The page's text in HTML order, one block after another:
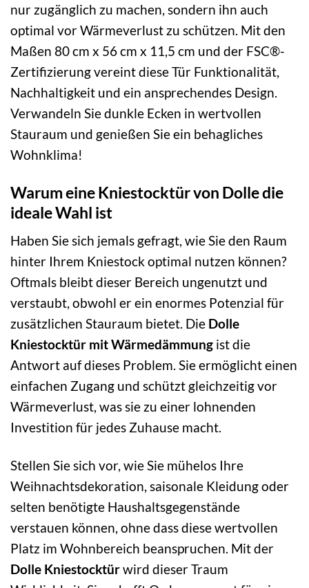
nur zugänglich zu machen, sondern ihn auch
optimal vor Wärmeverlust zu schützen. Mit den
Maßen 80 cm x 56 cm x 11,5 cm und der FSC®-
Zertifizierung vereint diese Tür Funktionalität,
Nachhaltigkeit und ein ansprechendes Design.
Verwandeln Sie dunkle Ecken in wertvollen
Stauraum und genießen Sie ein behagliches
Wohnklima!
Warum eine Kniestocktür von Dolle die
ideale Wahl ist
Haben Sie sich jemals gefragt, wie Sie den Raum
hinter Ihrem Kniestock optimal nutzen können?
Oftmals bleibt dieser Bereich ungenutzt und
verstaubt, obwohl er ein enormes Potenzial für
zusätzlichen Stauraum bietet. Die Dolle
Kniestocktür mit Wärmedämmung ist die
Antwort auf dieses Problem. Sie ermöglicht einen
einfachen Zugang und schützt gleichzeitig vor
Wärmeverlust, was sie zu einer lohnenden
Investition für jedes Zuhause macht.
Stellen Sie sich vor, wie Sie mühelos Ihre
Weihnachtsdekoration, saisonale Kleidung oder
selten benötigte Haushaltsgegenstände
verstauen können, ohne dass diese wertvollen
Platz im Wohnbereich beanspruchen. Mit der
Dolle Kniestocktürwird dieser Traum